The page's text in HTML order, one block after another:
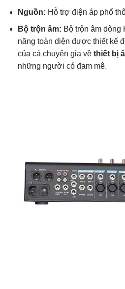
Nguồn: Hỗ trợ điện áp phổ
Bộ trộn âm: Bộ trộn âm dòng
năng toàn diện được thiết kế
của cả chuyên gia về thiết bị
những người có đam mê.